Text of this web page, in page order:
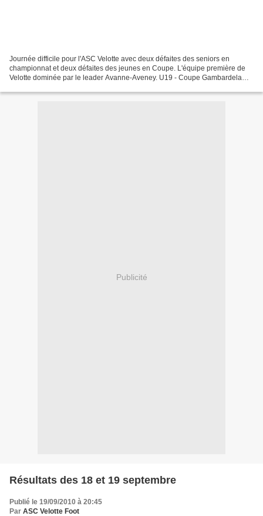
Journée difficile pour l'ASC Velotte avec deux défaites des seniors en
championnat et deux défaites des jeunes en Coupe. L'équipe première de
Velotte dominée par le leader Avanne-Aveney. U19 - Coupe Gambardela
Publicité
Résultats des 18 et 19 septembre
Publié le 19/09/2010 à 20:45
Par ASC Velotte Foot